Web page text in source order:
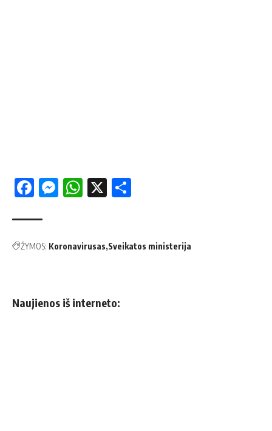
Facebook
Messenger
WhatsApp
X
ŽYMOS: Koronavirusas Sveikatos ministerija
Naujienos iš interneto: